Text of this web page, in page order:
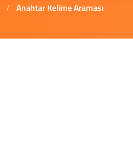
/ Anahtar Kelime Araması